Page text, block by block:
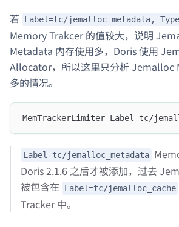
若 Label=tc/jemalloc_metadata,
Memory Trakcer 的值较大，说明
Metadata 内存使用多，Doris 使用
Allocator，所以这里只分析 Jemalloc
多的情况。
MemTrackerLimiter Label=tc/
Label=tc/jemalloc_metadata
Doris 2.1.6 之后才被添加，过去
被包含在
Label=tc/jemalloc_cache
Tracker 中。